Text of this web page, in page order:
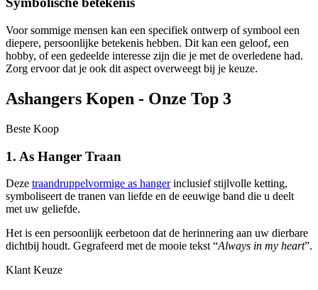
Voor sommige mensen kan een specifiek ontwerp of symbool een
diepere, persoonlijke betekenis hebben. Dit kan een geloof, een
hobby, of een gedeelde interesse zijn die je met de overledene had.
Zorg ervoor dat je ook dit aspect overweegt bij je keuze.
Ashangers Kopen - Onze Top 3
Beste Koop
1. As Hanger Traan
Deze traandruppelvormige as hangerinclusief stijlvolle ketting,
symboliseert de tranen van liefde en de eeuwige band die u deelt
met uw geliefde.
Het is een persoonlijk eerbetoon dat de herinnering aan uw dierbare
dichtbij houdt. Gegrafeerd met de mooie tekst “Always in my heart”.
Klant Keuze